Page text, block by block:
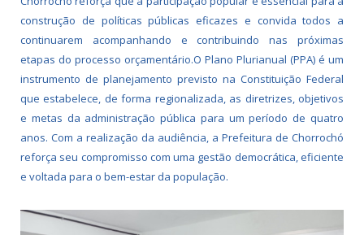
construção de políticas públicas eficazes e convida todos a
continuarem acompanhando e contribuindo nas próximas
etapas do processo orçamentário.O Plano Plurianual (PPA) é um
instrumento de planejamento previsto na Constituição Federal
que estabelece, de forma regionalizada, as diretrizes, objetivos
e metas da administração pública para um período de quatro
anos. Com a realização da audiência, a Prefeitura de Chorrochó
reforça seu compromisso com uma gestão democrática, eficiente
e voltada para o bem-estar da população.